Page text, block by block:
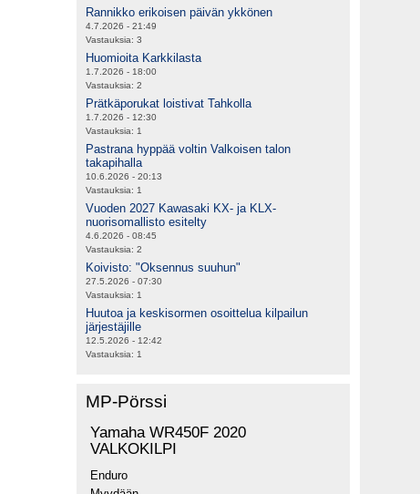
Rannikko erikoisen päivän ykkönen
4.7.2026 - 21:49
Vastauksia: 3
Huomioita Karkkilasta
1.7.2026 - 18:00
Vastauksia: 2
Prätkäporukat loistivat Tahkolla
1.7.2026 - 12:30
Vastauksia: 1
Pastrana hyppää voltin Valkoisen talon
takapihalla
10.6.2026 - 20:13
Vastauksia: 1
Vuoden 2027 Kawasaki KX- ja KLX-
nuorisomallisto esitelty
4.6.2026 - 08:45
Vastauksia: 2
Koivisto: "Oksennus suuhun"
27.5.2026 - 07:30
Vastauksia: 1
Huutoa ja keskisormen osoittelua kilpailun
järjestäjille
12.5.2026 - 12:42
Vastauksia: 1
MP-Pörssi
Yamaha WR450F 2020
VALKOKILPI
Enduro